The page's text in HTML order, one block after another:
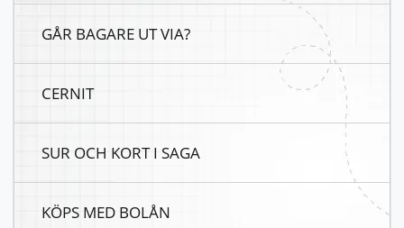
GÅR BAGARE UT VIA?
CERNIT
SUR OCH KORT I SAGA
KÖPS MED BOLÅN